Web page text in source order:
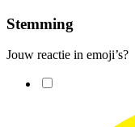
Stemming
Jouw reactie in emoji’s?